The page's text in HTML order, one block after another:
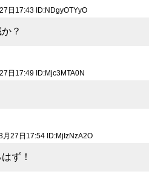
日17:43 ID:NDgyOTYyO
？
日17:49 ID:Mjc3MTA0N
月27日17:54 ID:MjIzNzA2O
ず！